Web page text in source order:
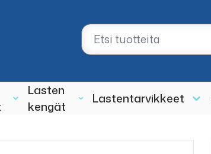
Lasten
kengät
Lastentarvikkeet